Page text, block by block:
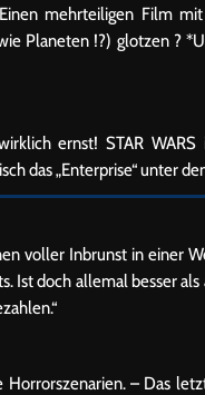
mehrteiligen Film
Planeten !?) glotzen ?
ernst! STAR
das „Enterprise“ unter
voller Inbrunst in einer
Ist doch allemal besser
– Das